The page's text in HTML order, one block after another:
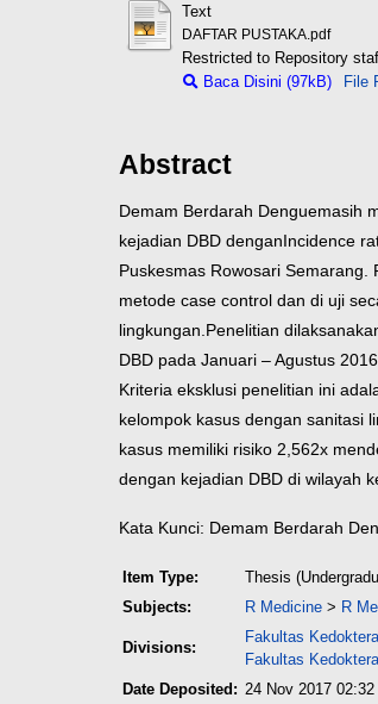
Text
DAFTAR PUSTAKA.pdf
Restricted to Repository
Baca Disini (97kB)
File
Abstract
Demam Berdarah Denguemasih
kejadian DBD denganIncidence
Puskesmas Rowosari Semarang.
metode case control dan di uji
lingkungan.Penelitian
DBD pada Januari – Agustus
Kriteria eksklusi penelitian ini
kelompok kasus dengan sanitasi
kasus memiliki risiko 2,562x
dengan kejadian DBD di wilayah
Kata Kunci: Demam Berdarah
Item Type:
Thesis
Subjects:
R Medicine > R
Divisions:
Fakultas
Fakultas
Date Deposited: 24 Nov 2017 02:32